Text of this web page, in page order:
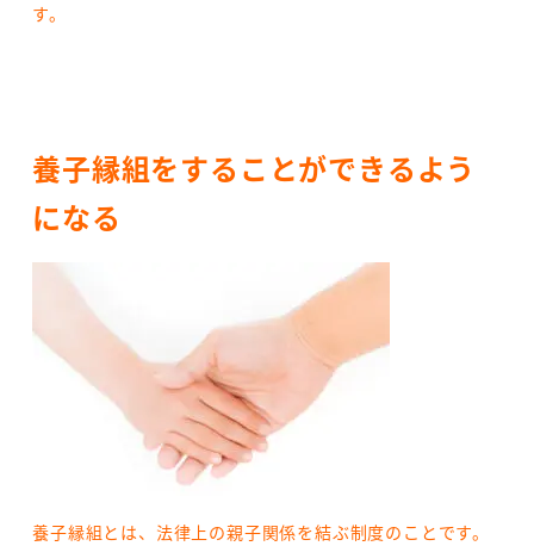
す。
養子縁組をすることができるよう
になる
養子縁組とは、法律上の親子関係を結ぶ制度のことです。